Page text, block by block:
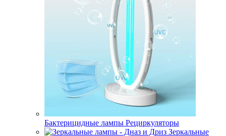
Бактерицидные лампы Рециркуляторы
Зеркальные